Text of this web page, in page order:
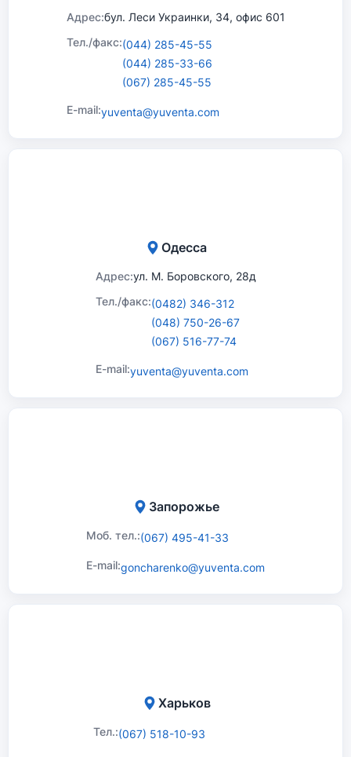
Адрес:бул. Леси Украинки, 34, офис 601
Тел./факс:(044) 285-45-55
(044) 285-33-66
(067) 285-45-55
E-mail:yuventa@yuventa.com
Одесса
Адрес:ул. М. Боровского, 28д
Тел./факс:(0482) 346-312
(048) 750-26-67
(067) 516-77-74
E-mail:yuventa@yuventa.com
Запорожье
Моб. тел.:(067) 495-41-33
E-mail:goncharenko@yuventa.com
Харьков
Тел.:(067) 518-10-93